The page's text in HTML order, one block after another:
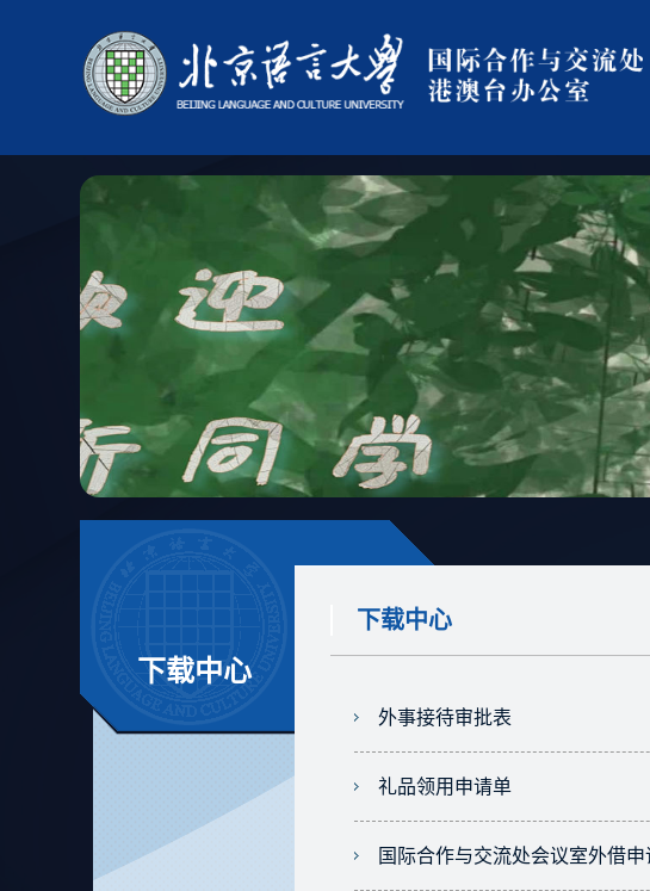
下载中心
下载中心
外事接待审批表
礼品领用申请单
国际合作与交流处会议室外借申